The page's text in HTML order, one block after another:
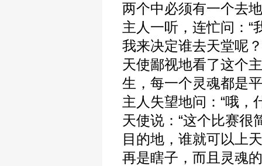
两个中必须有一个去
主人一听，连忙问：“
我来决定谁去天堂呢
天使鄙视地看了这个
生，每一个灵魂都是
主人失望地问：“哦，
天使说：“这个比赛很
目的地，谁就可以上
再是瞎子，而且灵魂